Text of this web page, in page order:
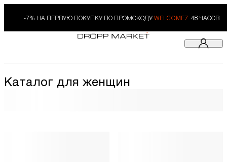
-7% НА ПЕРВУЮ ПОКУПКУ ПО ПРОМОКОДУ WELCOME7. 48 ЧАСОВ
Каталог для женщин